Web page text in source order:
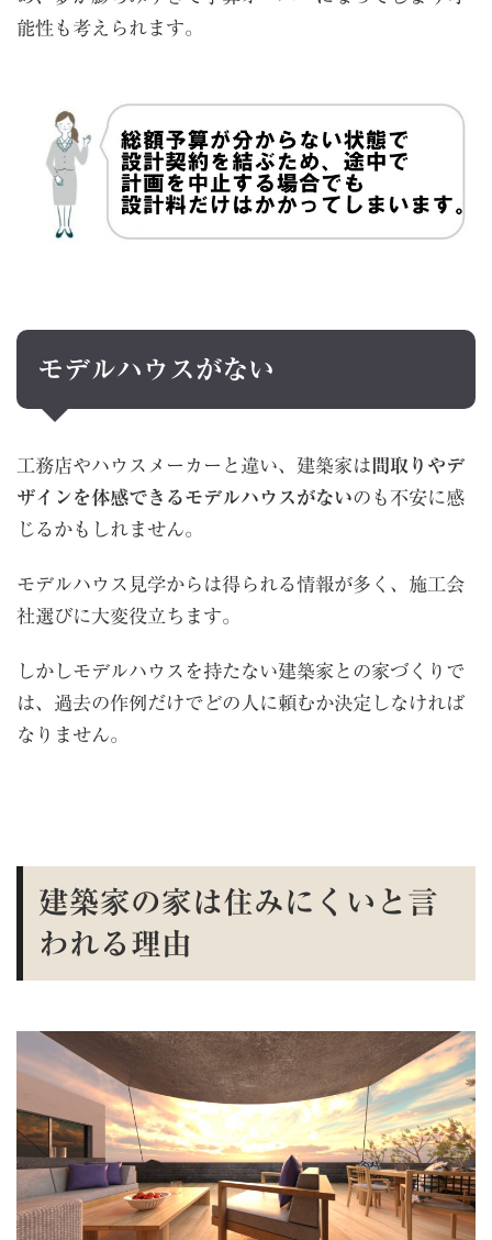
能性も考えられます。
モデルハウスがない
工務店やハウスメーカーと違い、建築家は 間取りやデ
ザインを体感できるモデルハウスがないのも不安に感
じるかもしれません。
モデルハウス見学からは得られる情報が多く、施工会
社選びに大変役立ちます。
しかしモデルハウスを持たない建築家との家づくりで
は、過去の作例だけでどの人に頼むか決定しなければ
なりません。
建築家の家は住みにくいと言
われる理由